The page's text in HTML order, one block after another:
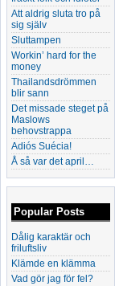
Att aldrig sluta tro på
sig själv
Sluttampen
Workin’ hard for the
money
Thailandsdrömmen
blir sann
Det missade steget på
Maslows
behovstrappa
Adiós Suécia!
Å så var det april…
Popular Posts
Dålig karaktär och
friluftsliv
Klämde en klämma
Vad gör jag för fel?